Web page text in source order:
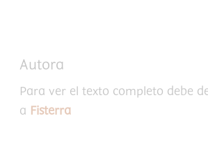
Autora
Para ver el texto completo debe
a Fisterra